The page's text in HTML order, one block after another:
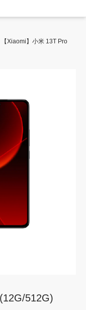
飾品
專區
【Xiaomi】小米 13T Pro
512G)